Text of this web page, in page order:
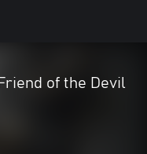
of the Devil